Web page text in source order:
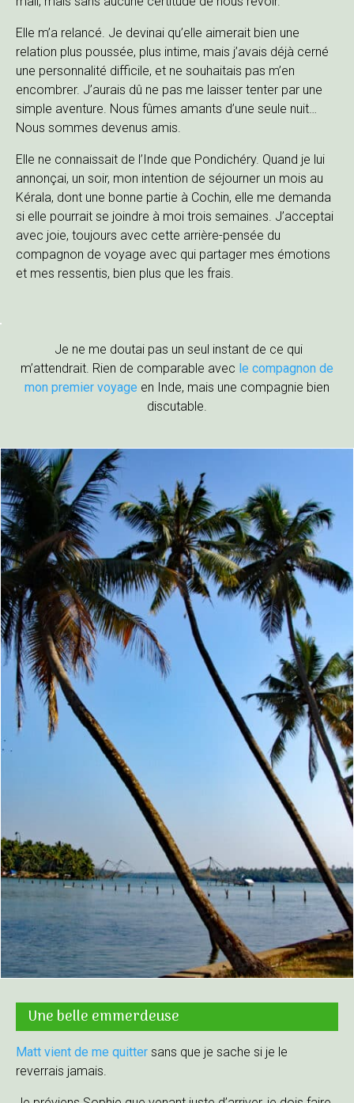
Elle m’a relancé. Je devinai qu’elle aimerait bien une
relation plus poussée, plus intime, mais j’avais déjà cerné
une personnalité difficile, et ne souhaitais pas m’en
encombrer. J’aurais dû ne pas me laisser tenter par une
simple aventure. Nous fûmes amants d’une seule nuit…
Nous sommes devenus amis.
Elle ne connaissait de l’Inde que Pondichéry. Quand je lui
annonçai, un soir, mon intention de séjourner un mois au
Kérala, dont une bonne partie à Cochin, elle me demanda
si elle pourrait se joindre à moi trois semaines. J’acceptai
avec joie, toujours avec cette arrière-pensée du
compagnon de voyage avec qui partager mes émotions
et mes ressentis, bien plus que les frais.
Je ne me doutai pas un seul instant de ce qui
m’attendrait. Rien de comparable avec le compagnon de
mon premier voyage en Inde, mais une compagnie bien
discutable.
Une belle emmerdeuse
Matt vient de me quitter sans que je sache si je le
reverrais jamais.